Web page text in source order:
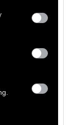
αυτή η
Είναι κάποια
τα
πίνακα